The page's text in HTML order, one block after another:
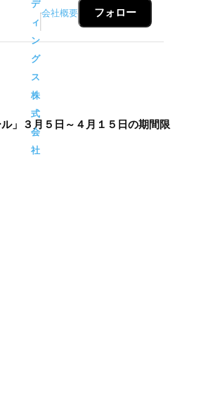
デ
ィ
ン
グ
ス
株
式
会
社
会社概要 フォロー
」３月５日～４月１５日の期間限